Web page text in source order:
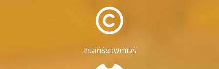
ลิขสิทธ์ซอฟต์แวร์